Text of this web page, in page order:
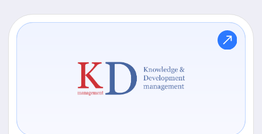
автоматизированной
системы онлайн-аттестации
по правилам технической
эксплуатации железных